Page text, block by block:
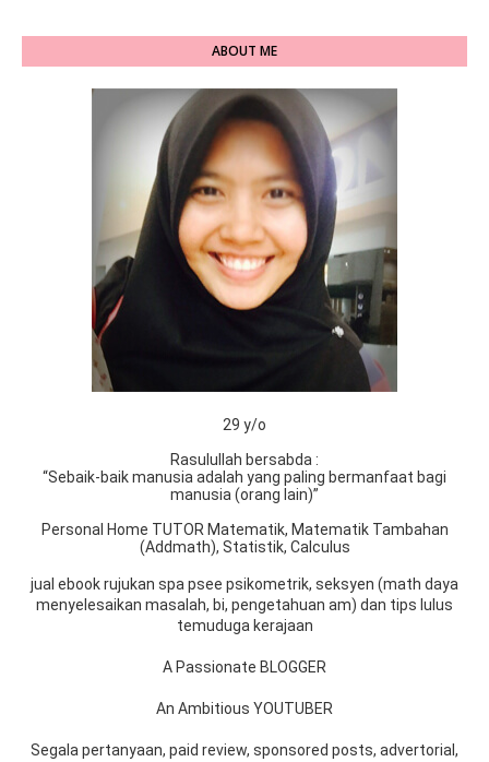
ABOUT ME
29 y/o
Rasulullah bersabda :
“Sebaik-baik manusia adalah yang paling bermanfaat bagi
manusia (orang lain)”
Personal Home TUTOR Matematik, Matematik Tambahan
(Addmath), Statistik, Calculus
jual ebook rujukan spa psee psikometrik, seksyen (math daya
menyelesaikan masalah, bi, pengetahuan am) dan tips lulus
temuduga kerajaan
A Passionate BLOGGER
An Ambitious YOUTUBER
Segala pertanyaan, paid review, sponsored posts, advertorial,